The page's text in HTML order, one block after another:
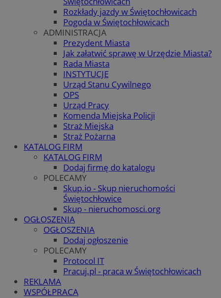
Rozkłady jazdy w Świętochłowicach
Pogoda w Świętochłowicach
ADMINISTRACJA
Prezydent Miasta
Jak załatwić sprawę w Urzędzie Miasta?
Rada Miasta
INSTYTUCJE
Urząd Stanu Cywilnego
OPS
Urząd Pracy
Komenda Miejska Policji
Straż Miejska
Straż Pożarna
KATALOG FIRM
KATALOG FIRM
Dodaj firmę do katalogu
POLECAMY
Skup.io - Skup nieruchomości
Świętochłowice
Skup - nieruchomosci.org
OGŁOSZENIA
OGŁOSZENIA
Dodaj ogłoszenie
POLECAMY
Protocol IT
Pracuj.pl - praca w Świętochłowicach
REKLAMA
WSPÓŁPRACA